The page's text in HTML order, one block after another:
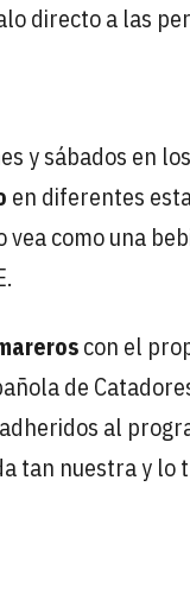
directo a las
y sábados en
en diferentes
como una
con el
de
al
tan nuestra y lo